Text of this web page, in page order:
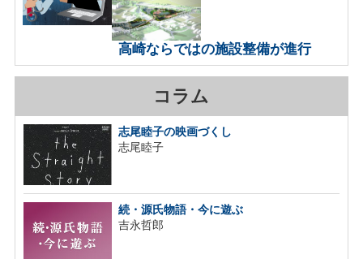
高崎ならではの施設整備が進行
コラム
志尾睦子の映画づくし
志尾睦子
続・源氏物語・今に遊ぶ
吉永哲郎